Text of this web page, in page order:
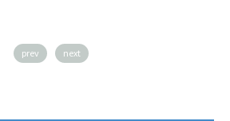
prev next